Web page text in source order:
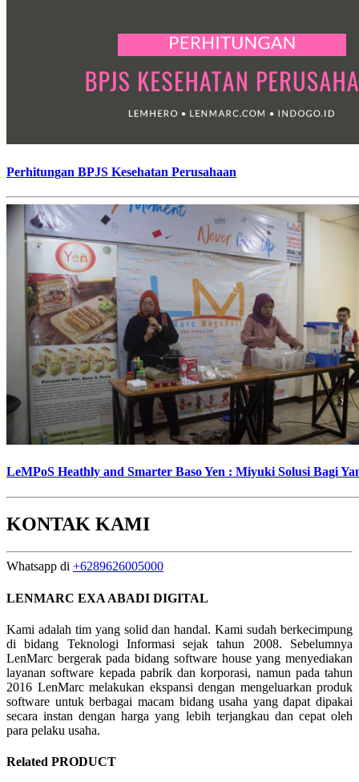
Perhitungan BPJS Kesehatan Perusahaan
LeMPoS Heathly and Smarter Baso Yen : Miyuki Solusi Bagi
KONTAK KAMI
Whatsapp di +6289626005000
LENMARC EXA ABADI DIGITAL
Kami adalah tim yang solid dan handal. Kami sudah berkecimpung
di bidang Teknologi Informasi sejak tahun 2008. Sebelumnya
LenMarc bergerak pada bidang software house yang menyediakan
layanan software kepada pabrik dan korporasi, namun pada tahun
2016 LenMarc melakukan ekspansi dengan mengeluarkan produk
software untuk berbagai macam bidang usaha yang dapat dipakai
secara instan dengan harga yang lebih terjangkau dan cepat oleh
para pelaku usaha.
Related PRODUCT